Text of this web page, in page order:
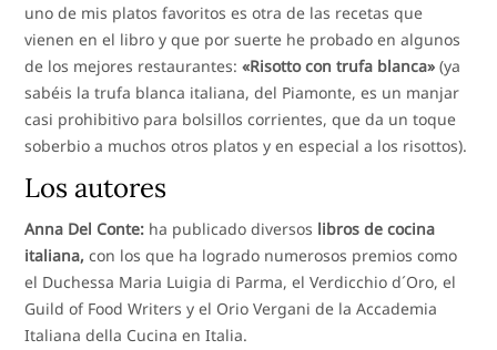
uno de mis platos favoritos es otra de las recetas que
vienen en el libro y que por suerte he probado en algunos
de los mejores restaurantes:«Risotto con trufa blanca» (ya
sabéis la trufa blanca italiana, del Piamonte, es un manjar
casi prohibitivo para bolsillos corrientes, que da un toque
soberbio a muchos otros platos y en especial a los risottos).
Los autores
Anna Del Conte: ha publicado diversos libros de cocina
italiana, con los que ha logrado numerosos premios como
el Duchessa Maria Luigia di Parma, el Verdicchio d´Oro, el
Guild of Food Writers y el Orio Vergani de la Accademia
Italiana della Cucina en Italia.